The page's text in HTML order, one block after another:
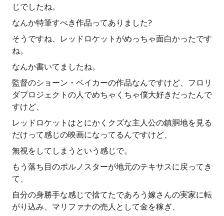
じでしたね。
なんか特筆すべき作品ってありました?
そうですね、レッドロケットがめっちゃ面白かったです
ね。
なんか書いてましたね。
監督のショーン・ベイカーの作品なんですけど、フロリ
ダプロジェクトの人でめちゃくちゃ僕大好きだったんで
すけど、
レッドロケットはとにかくクズな主人公の鎮胴地を見る
だけって感じの映画になってるんですけど、
無視をしてしまうという感じで。
もう落ち目のポルノスターが地元のテキサスに戻ってき
て、
自分の身勝手な感じで捨てたであろう嫁さんの実家に転
がり込み、マリファナの売人として金を稼ぎ、